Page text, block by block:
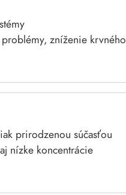
zníženie krvného
prirodzenou súčasťou
nízke koncentrácie